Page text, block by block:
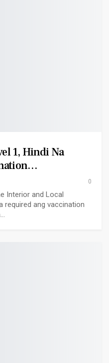
1, Hindi Na
0
Interior and Local
required ang vaccination